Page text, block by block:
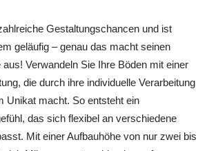
Gestaltungschancen und ist
geläufig – genau das macht seinen
Verwandeln Sie Ihre Böden mit einer
die durch ihre individuelle Verarbeitung
Unikat macht. So entsteht ein
das sich flexibel an verschiedene
Mit einer Aufbauhöhe von nur zwei bis